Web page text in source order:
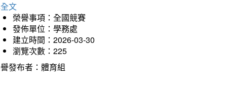
文
榮譽事項：全國競賽
發佈單位：學務處
建立時間：2026-03-30
瀏覽次數：225
發布者：體育組